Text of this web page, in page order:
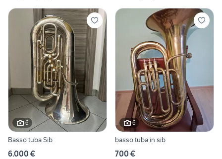
6
Basso tuba Sib
6.000 €
6
basso tuba in sib
700 €